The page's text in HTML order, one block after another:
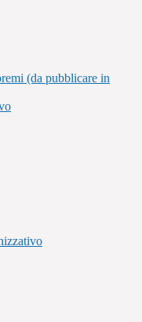
(da pubblicare in